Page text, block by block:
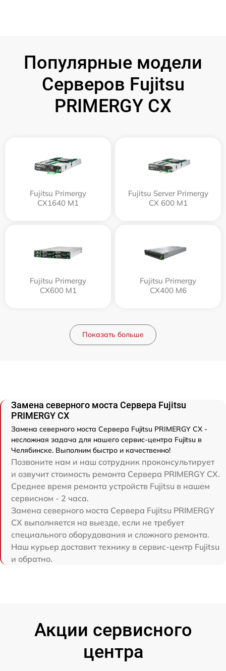
Популярные модели
Серверов Fujitsu
PRIMERGY CX
Fujitsu Primergy
CX1640 M1
Fujitsu Server Primergy
CX 600 M1
Fujitsu Primergy
CX600 M1
Fujitsu Primergy
CX400 M6
Показать больше
Замена северного моста Сервера Fujitsu
PRIMERGY CX
Замена северного моста Сервера Fujitsu PRIMERGY CX -
несложная задача для нашего сервис-центра Fujitsu в
Челябинске. Выполним быстро и качественно!
Позвоните нам и наш сотрудник проконсультирует
и озвучит стоимость ремонта Сервера PRIMERGY CX.
Среднее время ремонта устройств Fujitsu в нашем
сервисном - 2 часа.
Замена северного моста Сервера Fujitsu PRIMERGY
CX выполняется на выезде, если не требует
специального оборудования и сложного ремонта.
Наш курьер доставит технику в сервис-центр Fujitsu
и обратно.
Акции сервисного
центра